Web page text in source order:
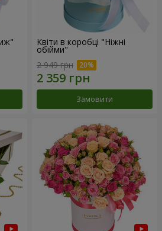
Квіти в коробці "Ніжні
обійми"
2 949 грн
Замовити